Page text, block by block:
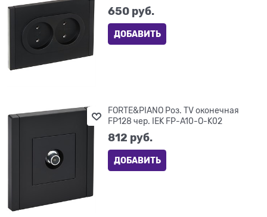
650 руб.
ДОБАВИТЬ
FORTE&PIANO Роз. TV оконечная
FP128 чер. IEK FP-A10-O-K02
812 руб.
ДОБАВИТЬ